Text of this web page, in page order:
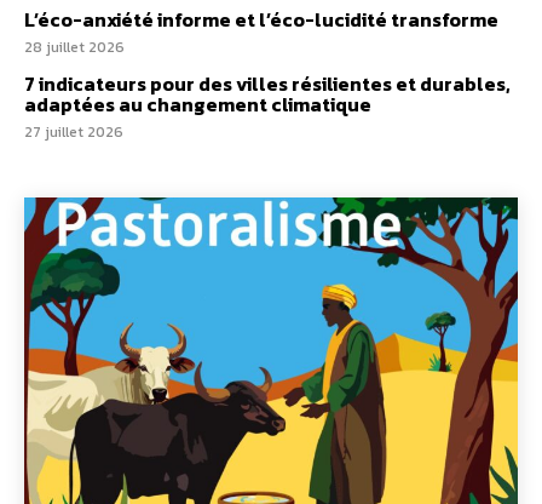
L’éco-anxiété informe et l’éco-lucidité transforme
28 juillet 2026
7 indicateurs pour des villes résilientes et durables,
adaptées au changement climatique
27 juillet 2026